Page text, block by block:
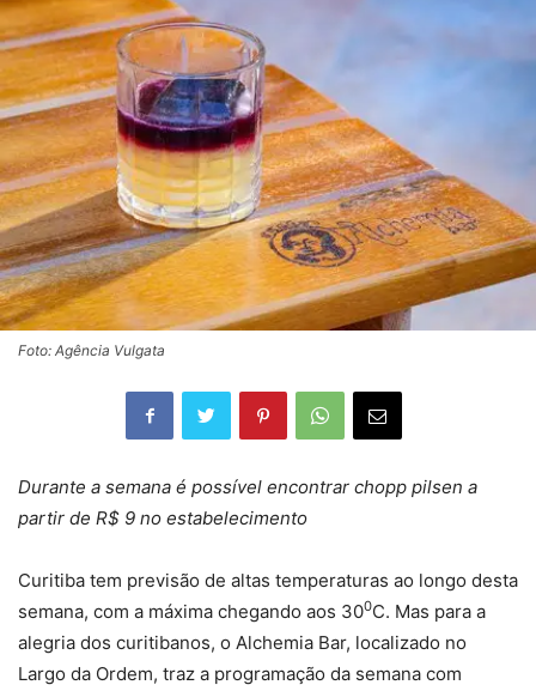
Foto: Agência Vulgata
Durante a semana é possível encontrar chopp pilsen a
partir de R$ 9 no estabelecimento
Curitiba tem previsão de altas temperaturas ao longo desta
semana, com a máxima chegando aos 300C. Mas para a
alegria dos curitibanos, o Alchemia Bar, localizado no
Largo da Ordem, traz a programação da semana com